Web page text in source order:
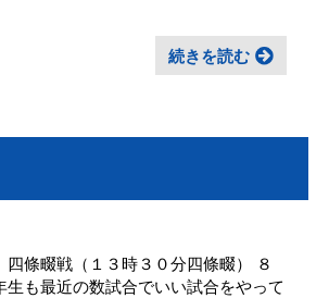
続きを読む
條畷戦（１３時３０分四條畷） ８
も最近の数試合でいい試合をやって